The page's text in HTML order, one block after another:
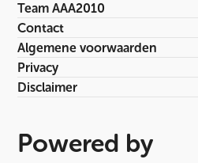
Team AAA2010
Contact
Algemene voorwaarden
Privacy
Disclaimer
Powered by